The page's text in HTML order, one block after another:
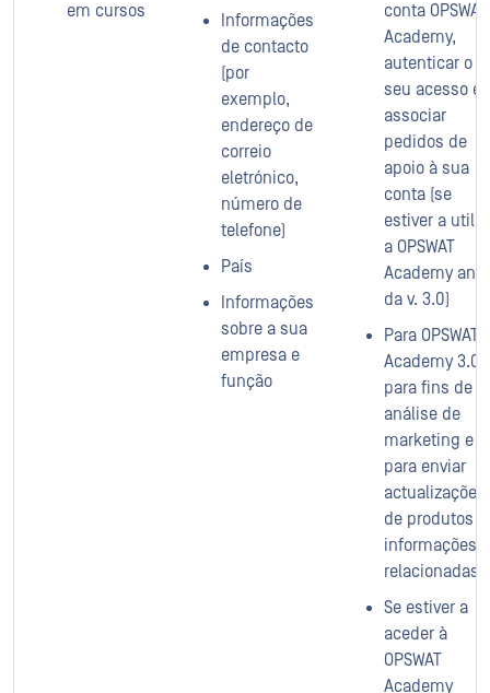
em cursos
Informações
de contacto
(por
exemplo,
endereço de
correio
eletrónico,
número de
telefone)
País
Informações
sobre a sua
empresa e
função
conta OPSWAT
Academy,
autenticar o
seu acesso e
associar
pedidos de
apoio à sua
conta (se
estiver a
a OPSWAT
Academy
da v. 3.0)
Para OPSWAT
Academy 3.0:
para fins de
análise de
marketing e
para enviar
actualizações
de produtos
informações
relacionadas
Se estiver a
aceder à
OPSWAT
Academy